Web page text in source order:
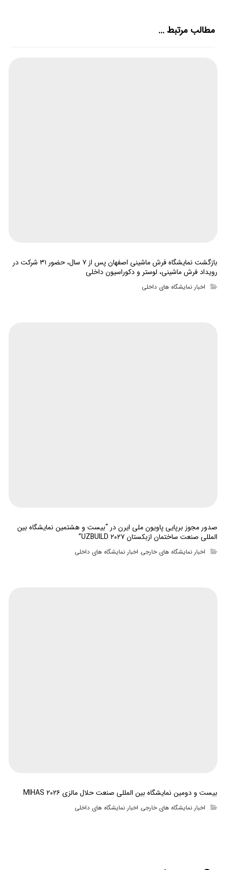
مطالب مرتبط ...
بازگشت نمایشگاه فرش ماشینی اصفهان پس از ۷ سال، حضور ۳۱ شرکت در
رویداد فرش ماشینی، لوستر و دکوراسیون داخلی
اخبار نمایشگاه های داخلی
صدور مجوز برپایی پاویون ملی ایرن در “بیست و هشتمین نمایشگاه بین
المللی صنعت ساختمان ازبکستان UZBUILD ۲۰۲۷”
اخبار نمایشگاه های خارجی, اخبار نمایشگاه های داخلی
بیست و دومین نمایشگاه بین المللی صنعت حلال مالزی MIHAS ۲۰۲۶
اخبار نمایشگاه های خارجی, اخبار نمایشگاه های داخلی